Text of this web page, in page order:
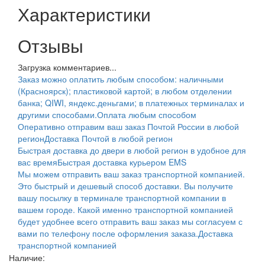
Характеристики
Отзывы
Загрузка комментариев...
Заказ можно оплатить любым способом: наличными
(Красноярск); пластиковой картой; в любом отделении
банка; QIWI, яндекс.деньгами; в платежных терминалах и
другими способами.Оплата любым способом
Оперативно отправим ваш заказ Почтой России в любой
регионДоставка Почтой в любой регион
Быстрая доставка до двери в любой регион в удобное для
вас времяБыстрая доставка курьером EMS
Мы можем отправить ваш заказ транспортной компанией.
Это быстрый и дешевый способ доставки. Вы получите
вашу посылку в терминале транспортной компании в
вашем городе. Какой именно транспортной компанией
будет удобнее всего отправить ваш заказ мы согласуем с
вами по телефону после оформления заказа.Доставка
транспортной компанией
Наличие: